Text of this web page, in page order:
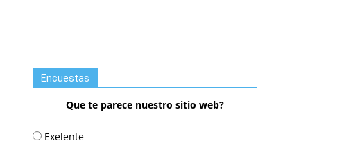
Encuestas
Que te parece nuestro sitio web?
Exelente